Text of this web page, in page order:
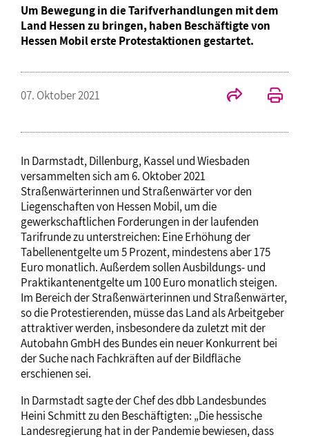
Um Bewegung in die Tarifverhandlungen mit dem
Land Hessen zu bringen, haben Beschäftigte von
Hessen Mobil erste Protestaktionen gestartet.
07. Oktober 2021
In Darmstadt, Dillenburg, Kassel und Wiesbaden
versammelten sich am 6. Oktober 2021
Straßenwärterinnen und Straßenwärter vor den
Liegenschaften von Hessen Mobil, um die
gewerkschaftlichen Forderungen in der laufenden
Tarifrunde zu unterstreichen: Eine Erhöhung der
Tabellenentgelte um 5 Prozent, mindestens aber 175
Euro monatlich. Außerdem sollen Ausbildungs- und
Praktikantenentgelte um 100 Euro monatlich steigen.
Im Bereich der Straßenwärterinnen und Straßenwärter,
so die Protestierenden, müsse das Land als Arbeitgeber
attraktiver werden, insbesondere da zuletzt mit der
Autobahn GmbH des Bundes ein neuer Konkurrent bei
der Suche nach Fachkräften auf der Bildfläche
erschienen sei.
In Darmstadt sagte der Chef des dbb Landesbundes
Heini Schmitt zu den Beschäftigten: „Die hessische
Landesregierung hat in der Pandemie bewiesen, dass